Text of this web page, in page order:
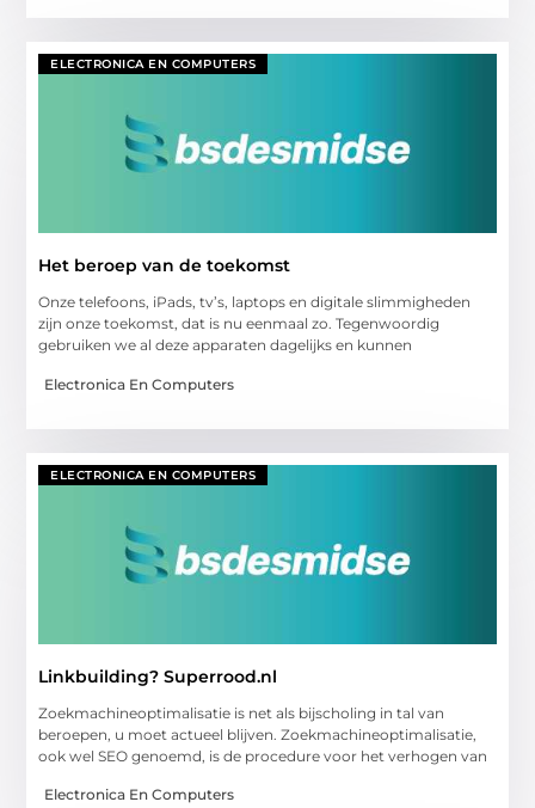
ELECTRONICA EN COMPUTERS
Het beroep van de toekomst
Onze telefoons, iPads, tv’s, laptops en digitale slimmigheden
zijn onze toekomst, dat is nu eenmaal zo. Tegenwoordig
gebruiken we al deze apparaten dagelijks en kunnen
Electronica En Computers
ELECTRONICA EN COMPUTERS
Linkbuilding? Superrood.nl
Zoekmachineoptimalisatie is net als bijscholing in tal van
beroepen, u moet actueel blijven. Zoekmachineoptimalisatie,
ook wel SEO genoemd, is de procedure voor het verhogen van
Electronica En Computers